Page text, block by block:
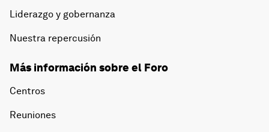
Liderazgo y gobernanza
Nuestra repercusión
Más información sobre el Foro
Centros
Reuniones